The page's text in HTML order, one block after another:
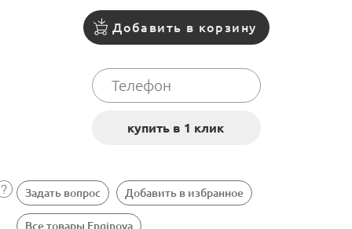
Добавить в корзину
Задать вопрос Добавить в избранное
Все товары Enginova